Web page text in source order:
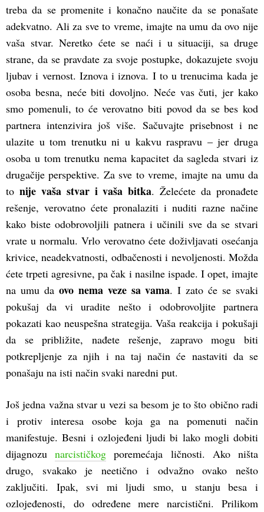
treba da se promenite i konačno naučite da se ponašate
adekvatno. Ali za sve to vreme, imajte na umu da ovo nije
vaša stvar. Neretko ćete se naći i u situaciji, sa druge
strane, da se pravdate za svoje postupke, dokazujete svoju
ljubav i vernost. Iznova i iznova. I to u trenucima kada je
osoba besna, neće biti dovoljno. Neće vas čuti, jer kako
smo pomenuli, to će verovatno biti povod da se bes kod
partnera intenzivira još više. Sačuvajte prisebnost i ne
ulazite u tom trenutku ni u kakvu raspravu – jer druga
osoba u tom trenutku nema kapacitet da sagleda stvari iz
drugačije perspektive. Za sve to vreme, imajte na umu da
to nije vaša stvar i vaša bitka. Želećete da pronađete
rešenje, verovatno ćete pronalaziti i nuditi razne načine
kako biste odobrovoljili patnera i učinili sve da se stvari
vrate u normalu. Vrlo verovatno ćete doživljavati osećanja
krivice, neadekvatnosti, odbačenosti i nevoljenosti. Možda
ćete trpeti agresivne, pa čak i nasilne ispade. I opet, imajte
na umu da ovo nema veze sa vama. I zato će se svaki
pokušaj da vi uradite nešto i odobrovoljite partnera
pokazati kao neuspešna strategija. Vaša reakcija i pokušaji
da se približite, nađete rešenje, zapravo mogu biti
potkrepljenje za njih i na taj način će nastaviti da se
ponašaju na isti način svaki naredni put.
Još jedna važna stvar u vezi sa besom je to što obično radi
i protiv interesa osobe koja ga na pomenuti način
manifestuje. Besni i ozlojeđeni ljudi bi lako mogli dobiti
dijagnozunarcističkog poremećaja ličnosti. Ako ništa
drugo, svakako je neetično i odvažno ovako nešto
zaključiti. Ipak, svi mi ljudi smo, u stanju besa i
ozlojeđenosti, do određene mere narcistični. Prilikom